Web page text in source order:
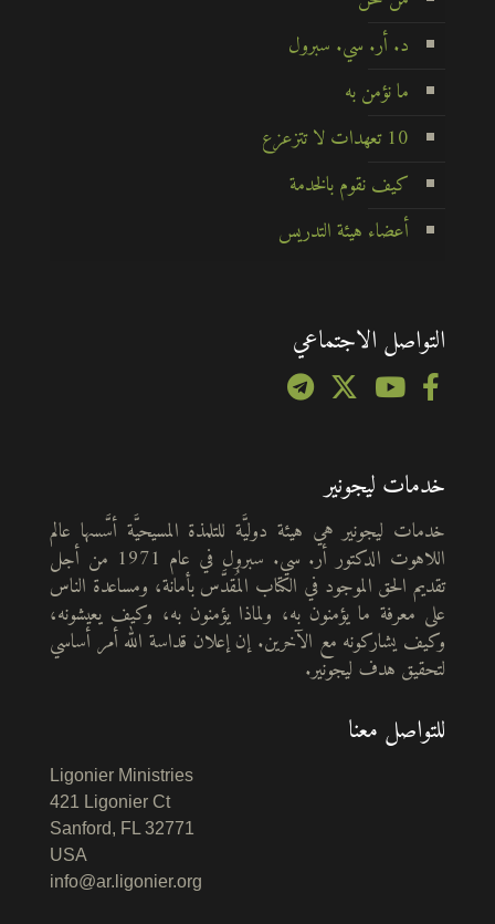
د. أر. سي. سبرول
ما نؤمن به
10 تعهدات لا تتزعزع
كيف نقوم بالخدمة
أعضاء هيئة التدريس
التواصل الاجتماعي
خدمات ليجونير
خدمات ليجونير هي هيئة دوليَّة للتلمذة المسيحيَّة أسَّسها عالم
اللاهوت الدكتور أر. سي. سبرول في عام 1971 من أجل
تقديم الحق الموجود في الكتاب المُقدَّس بأمانة، ومساعدة الناس
على معرفة ما يؤمنون به، ولماذا يؤمنون به، وكيف يعيشونه،
وكيف يشاركونه مع الآخرين. إن إعلان قداسة الله أمر أساسي
لتحقيق هدف ليجونير.
للتواصل معنا
Ligonier Ministries
421 Ligonier Ct
Sanford, FL 32771
USA
info@ar.ligonier.org